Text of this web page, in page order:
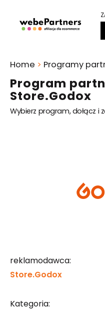
Program
Store.Godox
Wybierz program, dołącz i
Home > Programy
reklamodawca:
Store.Godox
Kategoria: